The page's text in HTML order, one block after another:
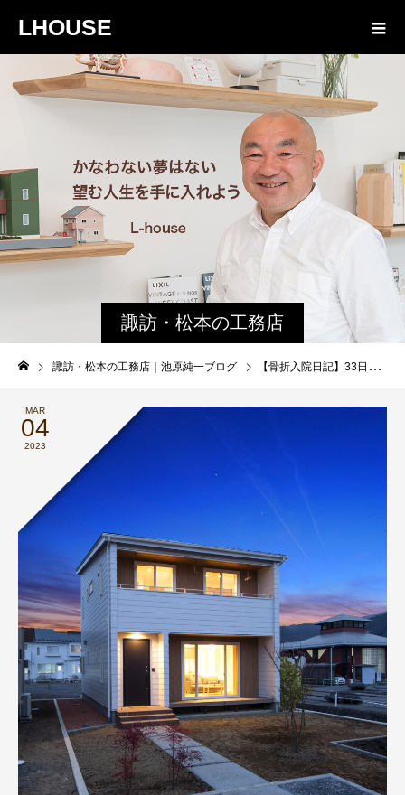
LHOUSE
諏訪・松本の工務店
の社長ブログ｜家族
物語８４３
諏訪・松本の工務店｜池原純一ブログ 【骨折入院日記】33日目｜入院中に病室移動した回数を数えてみた結果
MAR
04
2023